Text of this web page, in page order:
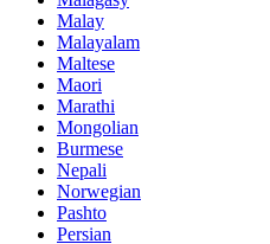
Malay
Malayalam
Maltese
Maori
Marathi
Mongolian
Burmese
Nepali
Norwegian
Pashto
Persian